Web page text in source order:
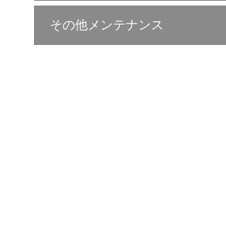
その他メンテナンス